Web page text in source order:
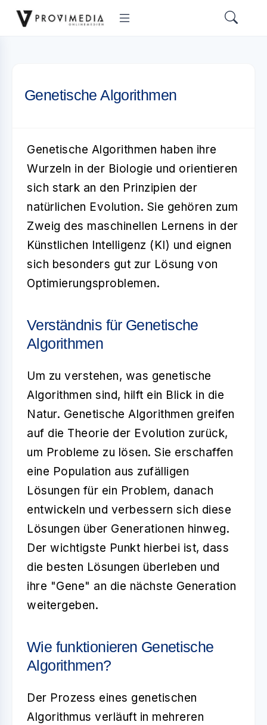
Genetische Algorithmen
Genetische Algorithmen haben ihre
Wurzeln in der Biologie und orientieren
sich stark an den Prinzipien der
natürlichen Evolution. Sie gehören zum
Zweig des maschinellen Lernens in der
Künstlichen Intelligenz (KI) und eignen
sich besonders gut zur Lösung von
Optimierungsproblemen.
Verständnis für Genetische
Algorithmen
Um zu verstehen, was genetische
Algorithmen sind, hilft ein Blick in die
Natur. Genetische Algorithmen greifen
auf die Theorie der Evolution zurück,
um Probleme zu lösen. Sie erschaffen
eine Population aus zufälligen
Lösungen für ein Problem, danach
entwickeln und verbessern sich diese
Lösungen über Generationen hinweg.
Der wichtigste Punkt hierbei ist, dass
die besten Lösungen überleben und
ihre "Gene" an die nächste Generation
weitergeben.
Wie funktionieren Genetische
Algorithmen?
Der Prozess eines genetischen
Algorithmus verläuft in mehreren